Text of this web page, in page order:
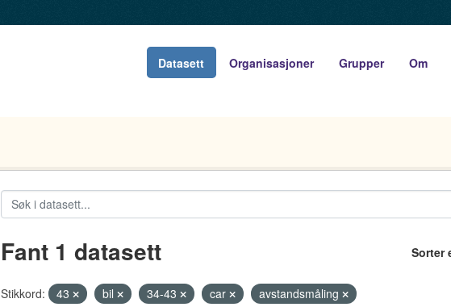
Datasett Organisasjoner Grupper Om
Sorter
Fant 1 datasett
Stikkord: 43 bil 34-43 car
avstandsmåling